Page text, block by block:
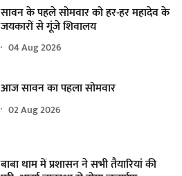
सावन के पहले सोमवार को हर-हर महादेव के
जयकारों से गूंजे शिवालय
04 Aug 2026
आज सावन का पहला सोमवार
02 Aug 2026
बाबा धाम में प्रशासन ने सभी तैयारियां की